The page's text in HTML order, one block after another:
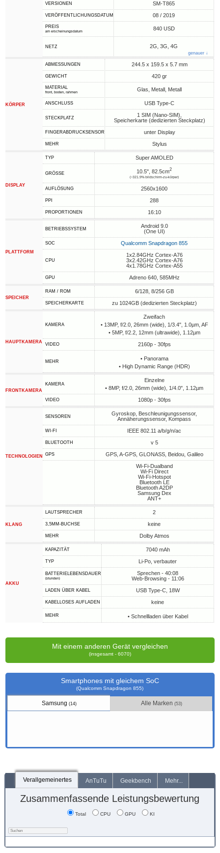
VERSIONEN SM-T865
VERÖFFENTLICHUNGSDATUM 08 / 2019
PREIS
am erscheinungsdatum 840 USD
NETZ 2G, 3G, 4G
genauer ↓
KÖRPER
ABMESSUNGEN 244.5 x 159.5 x 5.7 mm
GEWICHT 420 gr
MATERIAL
front, boden, rahmen Glas, Metall, Metall
ANSCHLUSS USB Type-C
STECKPLATZ
1 SIM (Nano-SIM),
Speicherkarte (dedizierten Steckplatz)
FINGERABDRUCKSENSOR unter Display
MEHR Stylus
DISPLAY
TYP Super AMOLED
GRÖSSE 10.5", 82.5cm2
(~321.9% bildschirm-zu-körper)
AUFLÖSUNG 2560x1600
PPI 288
PROPORTIONEN 16:10
PLATTFORM
BETRIEBSSYSTEM
Android 9.0
(One UI)
SOC Qualcomm Snapdragon 855
CPU
1x2.84GHz Cortex-A76
3x2.42GHz Cortex-A76
4x1.78GHz Cortex-A55
GPU Adreno 640, 585MHz
SPEICHER
RAM / ROM 6/128, 8/256 GB
SPEICHERKARTE zu 1024GB (dedizierten Steckplatz)
HAUPTKAMERA
KAMERA
Zweifach
• 13MP, f/2.0, 26mm (wide), 1/3.4", 1.0µm, AF
• 5MP, f/2.2, 12mm (ultrawide), 1.12µm
VIDEO 2160p - 30fps
MEHR
• Panorama
• High Dynamic Range (HDR)
FRONTKAMERA
KAMERA
Einzelne
• 8MP, f/2.0, 26mm (wide), 1/4.0", 1.12µm
VIDEO 1080p - 30fps
TECHNOLOGIEN
SENSOREN
Gyroskop, Beschleunigungssensor,
Annäherungssensor, Kompass
WI-FI IEEE 802.11 a/b/g/n/ac
BLUETOOTH v 5
GPS
GPS, A-GPS, GLONASS, Beidou, Galileo
Wi-Fi-Dualband
Wi-Fi Direct
Wi-Fi-Hotspot
Bluetooth LE
Bluetooth A2DP
Samsung Dex
ANT+
KLANG
LAUTSPRECHER 2
3,5MM-BUCHSE keine
MEHR Dolby Atmos
AKKU
KAPAZITÄT 7040 mAh
TYP Li-Po, verbauter
BATTERIELEBENSDAUER
(stunden)
Sprechen - 40:08
Web-Browsing - 11:06
LADEN ÜBER KABEL USB Type-C, 18W
KABELLOSES AUFLADEN keine
MEHR • Schnellladen über Kabel
Mit einem anderen Gerät vergleichen
(insgesamt - 6070)
Smartphones mit gleichem SoC
(Qualcomm Snapdragon 855)
Samsung (14) Alle Marken (53)
Verallgemeinertes AnTuTu Geekbench Mehr...
Zusammenfassende Leistungsbewertung
Total CPU GPU KI